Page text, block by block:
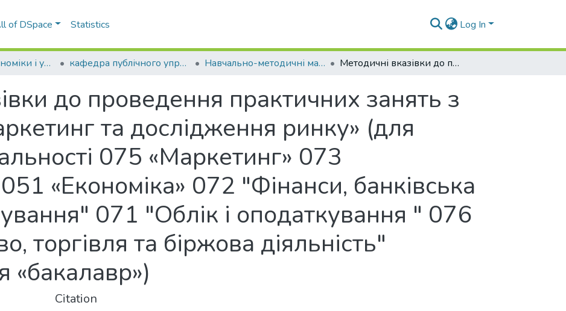
of DSpace Statistics Log In
Факультет економіки і управління кафедра публічного управління, менеджменту та маркетингу Навчально-методичні матеріали (КПУММ) Методичні вказівки до проведення практичних занять з дисципліни «Маркетинг та дослідження ринку» (для студентів спеціальності 075 «Маркетинг» 073 «Менеджмент» 051 «Економіка» 072 "Фінанси, банківська справа та страхування" 071 "Облік і оподаткування " 076 "Підприємництво, торгівля та біржова діяльність" освітнього рівня «бакалавр»)
до проведення практичних занять з
та дослідження ринку» (для
075 «Маркетинг» 073
«Економіка» 072 "Фінанси, банківська
071 "Облік і оподаткування " 076
торгівля та біржова діяльність"
«бакалавр»)
Citation